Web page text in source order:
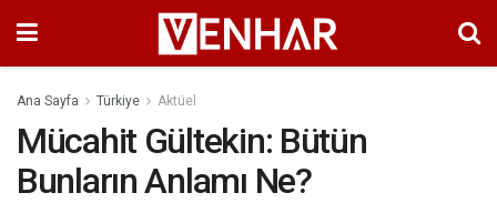
Ana Sayfa Türkiye Aktüel
Mücahit Gültekin: Bütün
Bunların Anlamı Ne?